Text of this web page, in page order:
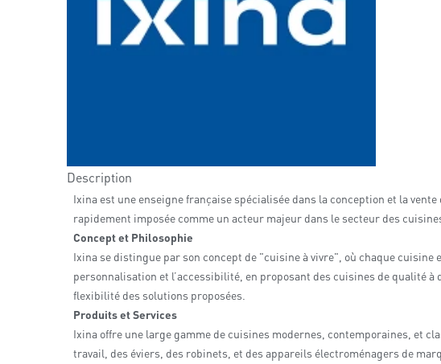
Description
Ixina est une enseigne française spécialisée dans la conception et la
rapidement imposée comme un acteur majeur dans le secteur des
Concept et Philosophie
Ixina se distingue par son concept de "cuisine à vivre", où chaque
personnalisation et l’accessibilité, en proposant des cuisines de qualité
flexibilité des solutions proposées.
Produits et Services
Ixina offre une large gamme de cuisines modernes, contemporaines, et
travail, des éviers, des robinets, et des appareils électroménagers de